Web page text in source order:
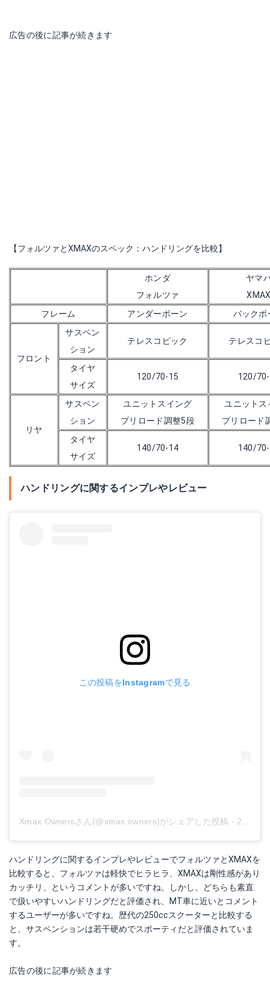
広告の後に記事が続きます
【フォルツァとXMAXのスペック：ハンドリングを比較】
ホンダ
フォルツァ
ヤマ
フレーム
アンダーボーン バックボ
フロント
サスペン
ション
テレスコピック テレスコ
タイヤ
サイズ
120/70-15 120/
リヤ
サスペン
ション
ユニットスイング
プリロード調整5段
ユニットス
プリロード
タイヤ
サイズ
140/70-14 140/
ハンドリングに関するインプレやレビュー
この投稿をInstagramで見る
Xmax Ownersさん(@xmax.owners)がシェアした投稿 - 2019年10月月2日午後8時54分PDT
ハンドリングに関するインプレやレビューでフォルツァとXMAXを
比較すると、フォルツァは軽快でヒラヒラ、XMAXは剛性感があり
カッチリ、というコメントが多いですね。しかし、どちらも素直
で扱いやすいハンドリングだと評価され、MT車に近いとコメント
するユーザーが多いですね。歴代の250ccスクーターと比較する
と、サスペンションは若干硬めでスポーティだと評価されていま
す。
広告の後に記事が続きます